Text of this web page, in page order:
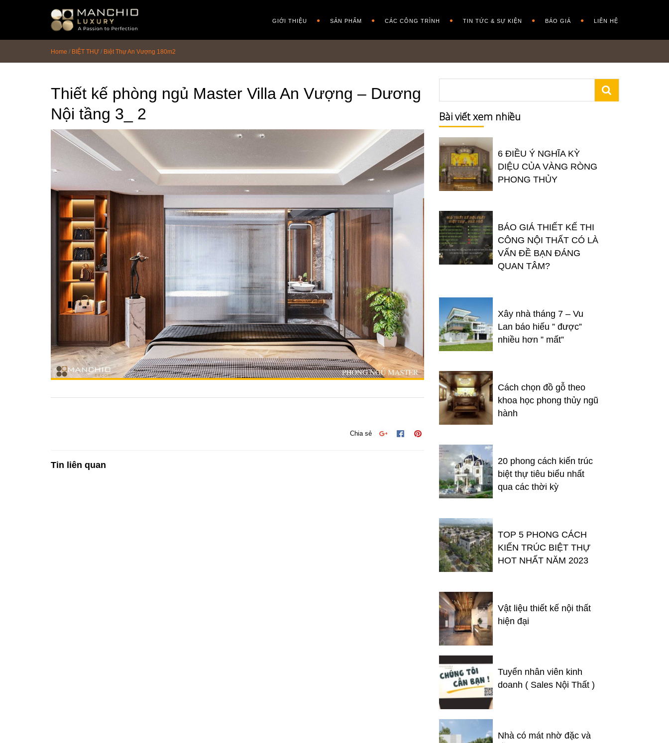
GIỚI THIỆU SẢN PHẨM CÁC CÔNG TRÌNH TIN TỨC & SỰ KIỆN BÁO GIÁ LIÊN HỆ
Home / BIỆT THỰ / Biệt Thự An Vượng 180m2
Thiết kế phòng ngủ Master Villa An Vượng – Dương
Nội tầng 3_ 2
Chia sẻ
Tin liên quan
Bài viết xem nhiều
6 ĐIỀU Ý NGHĨA KỲ
DIỆU CỦA VÀNG RÒNG
PHONG THỦY
BÁO GIÁ THIẾT KẾ THI
CÔNG NỘI THẤT CÓ LÀ
VẤN ĐỀ BẠN ĐÁNG
QUAN TÂM?
Xây nhà tháng 7 – Vu
Lan báo hiếu ” được”
nhiều hơn ” mất”
Cách chọn đồ gỗ theo
khoa học phong thủy ngũ
hành
20 phong cách kiến trúc
biệt thự tiêu biểu nhất
qua các thời kỳ
TOP 5 PHONG CÁCH
KIẾN TRÚC BIỆT THỰ
HOT NHẤT NĂM 2023
Vật liệu thiết kế nội thất
hiện đại
Tuyển nhân viên kinh
doanh ( Sales Nội Thất )
Nhà có mát nhờ đặc và